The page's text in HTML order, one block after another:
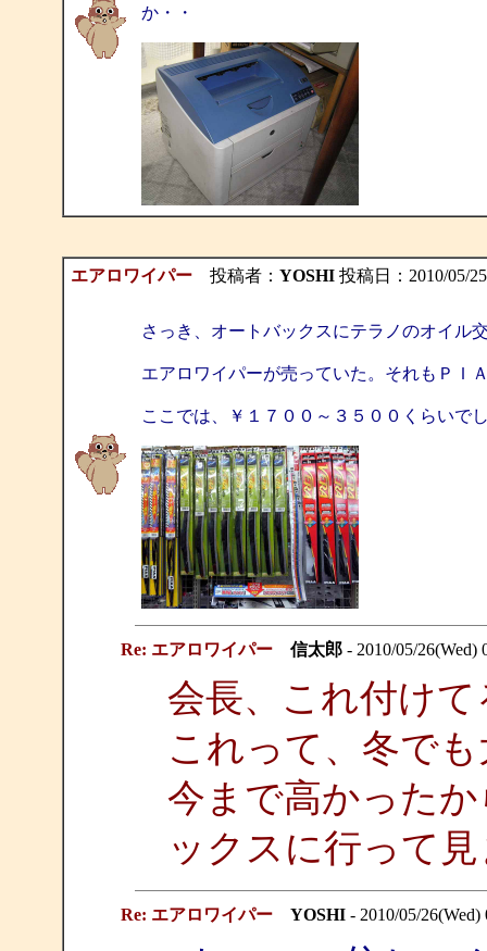
か・・
エアロワイパー投稿者： YOSHI投稿日：2010/05/
さっき、オートバックスにテラノのオイル
エアロワイパーが売っていた。それもＰＩ
ここでは、￥１７００～３５００くらいで
Re: エアロワイパー 信太郎- 2010/05/26(Wed)
会長、これ付け
これって、冬で
今まで高かった
ックスに行って
Re: エアロワイパー YOSHI- 2010/05/26(Wed)